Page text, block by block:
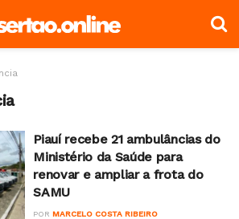
Piauí recebe 21 ambulâncias do
Ministério da Saúde para
renovar e ampliar a frota do
SAMU
POR MARCELO COSTA RIBEIRO